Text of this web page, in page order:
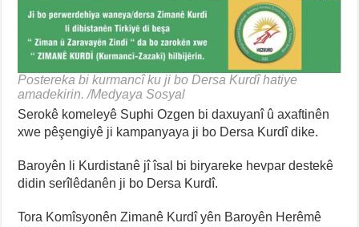
Postereka bi kurmancî ku ji bo Dersa Kurdî hatiye
amadekirin. /Medyaya Sosyal
Serokê komeleyê Suphi Ozgen bi daxuyanî û axaftinên
xwe pêşengiyê ji kampanyaya ji bo Dersa Kurdî dike.
Baroyên li Kurdistanê jî îsal bi biryareke hevpar destekê
didin serîlêdanên ji bo Dersa Kurdî.
Tora Komîsyonên Zimanê Kurdî yên Baroyên Herêmê